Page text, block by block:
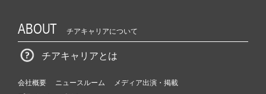
ABOUT チアキャリアについて
チアキャリアとは
会社概要 ニュースルーム
メディア出演・掲載